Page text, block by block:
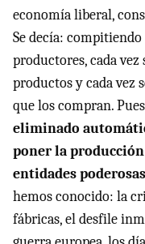
economía liberal,
Se decía:
productores, cada
productos y cada vez
que los compran.
eliminado
poner la
entidades poderosas
hemos conocido: la
fábricas, el desfile